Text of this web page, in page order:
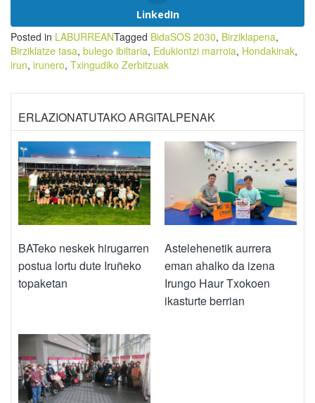
LinkedIn
Posted in LABURREANTagged BidaSOS 2030, Birziklapena,
Birziklatze tasa, bulego ibiltaria, Edukiontzi marroia, Hondakinak,
irun, irunero, Txingudiko Zerbitzuak
ERLAZIONATUTAKO ARGITALPENAK
BATeko neskek hirugarren
postua lortu dute Iruñeko
topaketan
Astelehenetik aurrera
eman ahalko da izena
Irungo Haur Txokoen
ikasturte berrian